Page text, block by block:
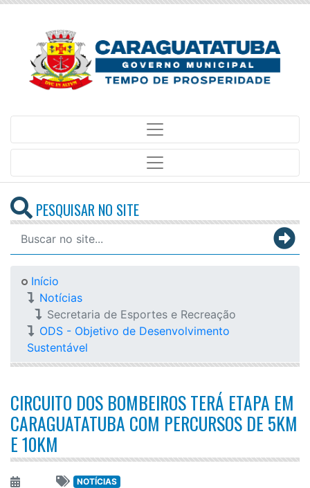
PESQUISAR NO SITE
Início
Notícias
Secretaria de Esportes e Recreação
ODS - Objetivo de Desenvolvimento
Sustentável
CIRCUITO DOS BOMBEIROS TERÁ ETAPA EM
CARAGUATATUBA COM PERCURSOS DE 5KM
E 10KM
NOTÍCIAS